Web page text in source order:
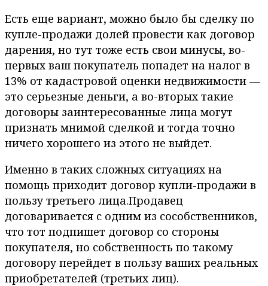
Есть еще вариант, можно было бы сделку по
купле-продажи долей провести как договор
дарения, но тут тоже есть свои минусы, во-
первых ваш покупатель попадет на налог в
13% от кадастровой оценки недвижимости —
это серьезные деньги, а во-вторых такие
договоры заинтересованные лица могут
признать мнимой сделкой и тогда точно
ничего хорошего из этого не выйдет.
Именно в таких сложных ситуациях на
помощь приходит договор купли-продажи в
пользу третьего лица.Продавец
договаривается с одним из сособственников,
что тот подпишет договор со стороны
покупателя, но собственность по такому
договору перейдет в пользу ваших реальных
приобретателей (третьих лиц).